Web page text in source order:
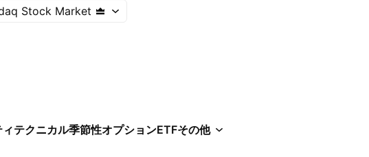
Stock Market
テクニカル季節性オプションETFその他